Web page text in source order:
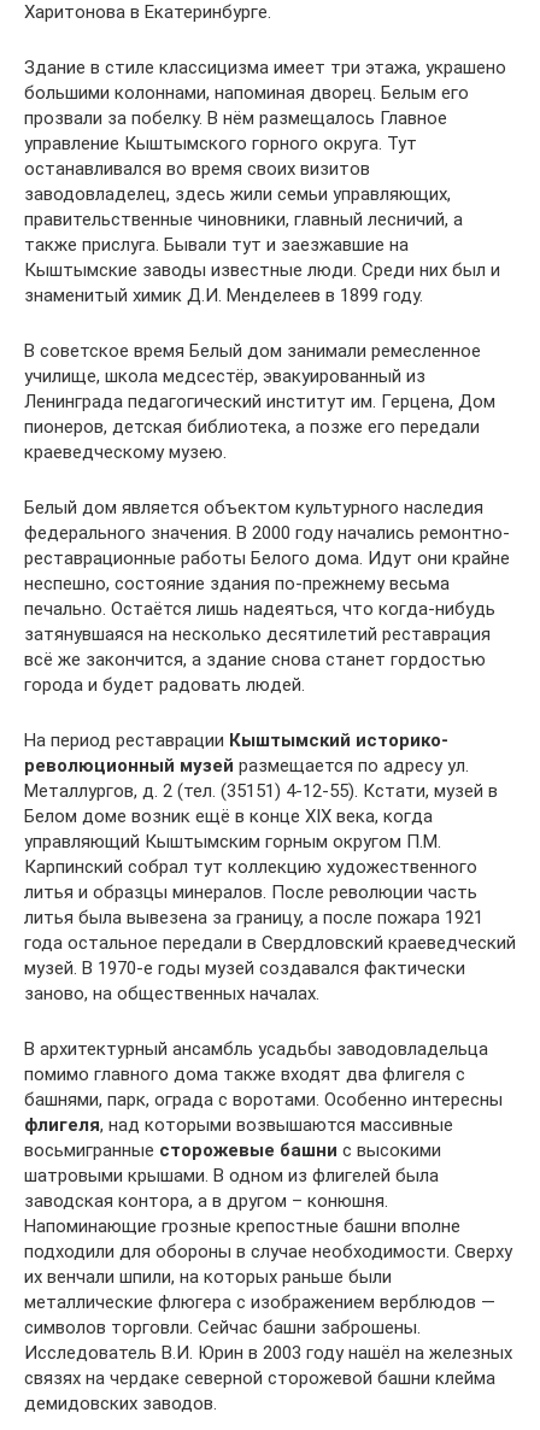
Харитонова в Екатеринбурге.
Здание в стиле классицизма имеет три этажа, украшено
большими колоннами, напоминая дворец. Белым его
прозвали за побелку. В нём размещалось Главное
управление Кыштымского горного округа. Тут
останавливался во время своих визитов
заводовладелец, здесь жили семьи управляющих,
правительственные чиновники, главный лесничий, а
также прислуга. Бывали тут и заезжавшие на
Кыштымские заводы известные люди. Среди них был и
знаменитый химик Д.И. Менделеев в 1899 году.
В советское время Белый дом занимали ремесленное
училище, школа медсестёр, эвакуированный из
Ленинграда педагогический институт им. Герцена, Дом
пионеров, детская библиотека, а позже его передали
краеведческому музею.
Белый дом является объектом культурного наследия
федерального значения. В 2000 году начались ремонтно-
реставрационные работы Белого дома. Идут они крайне
неспешно, состояние здания по-прежнему весьма
печально. Остаётся лишь надеяться, что когда-нибудь
затянувшаяся на несколько десятилетий реставрация
всё же закончится, а здание снова станет гордостью
города и будет радовать людей.
На период реставрации Кыштымский историко-
революционный музей размещается по адресу ул.
Металлургов, д. 2 (тел. (35151) 4-12-55). Кстати, музей в
Белом доме возник ещё в конце XIX века, когда
управляющий Кыштымским горным округом П.М.
Карпинский собрал тут коллекцию художественного
литья и образцы минералов. После революции часть
литья была вывезена за границу, а после пожара 1921
года остальное передали в Свердловский краеведческий
музей. В 1970-е годы музей создавался фактически
заново, на общественных началах.
В архитектурный ансамбль усадьбы заводовладельца
помимо главного дома также входят два флигеля с
башнями, парк, ограда с воротами. Особенно интересны
флигеля, над которыми возвышаются массивные
восьмигранные сторожевые башни с высокими
шатровыми крышами. В одном из флигелей была
заводская контора, а в другом – конюшня.
Напоминающие грозные крепостные башни вполне
подходили для обороны в случае необходимости. Сверху
их венчали шпили, на которых раньше были
металлические флюгера с изображением верблюдов —
символов торговли. Сейчас башни заброшены.
Исследователь В.И. Юрин в 2003 году нашёл на железных
связях на чердаке северной сторожевой башни клейма
демидовских заводов.